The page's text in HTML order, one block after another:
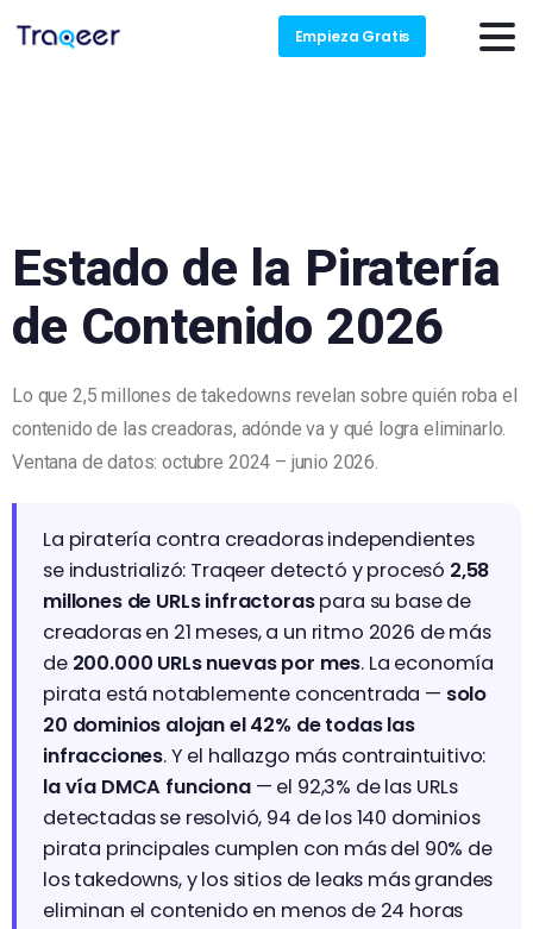
Empieza Gratis
Estado de la Piratería
de Contenido 2026
Lo que 2,5 millones de takedowns revelan sobre quién roba el
contenido de las creadoras, adónde va y qué logra eliminarlo.
Ventana de datos: octubre 2024 – junio 2026.
La piratería contra creadoras independientes
se industrializó: Traqeer detectó y procesó 2,58
millones de URLs infractoraspara su base de
creadoras en 21 meses, a un ritmo 2026 de más
de 200.000 URLs nuevas por mes. La economía
pirata está notablemente concentrada — solo
20 dominios alojan el 42% de todas las
infracciones. Y el hallazgo más contraintuitivo:
la vía DMCA funciona— el 92,3% de las URLs
detectadas se resolvió, 94 de los 140 dominios
pirata principales cumplen con más del 90% de
los takedowns, y los sitios de leaks más grandes
eliminan el contenido en menos de 24 horas